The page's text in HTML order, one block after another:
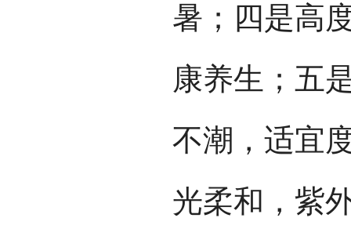
暑；四是高
康养生；五
不潮，适宜
光柔和，紫